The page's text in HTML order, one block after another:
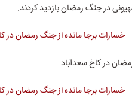
در جنگ رمضان بازدید کردند.
در کاخ سعدآباد